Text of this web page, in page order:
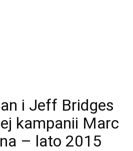
i Jeff Bridges
kampanii Marc
– lato 2015